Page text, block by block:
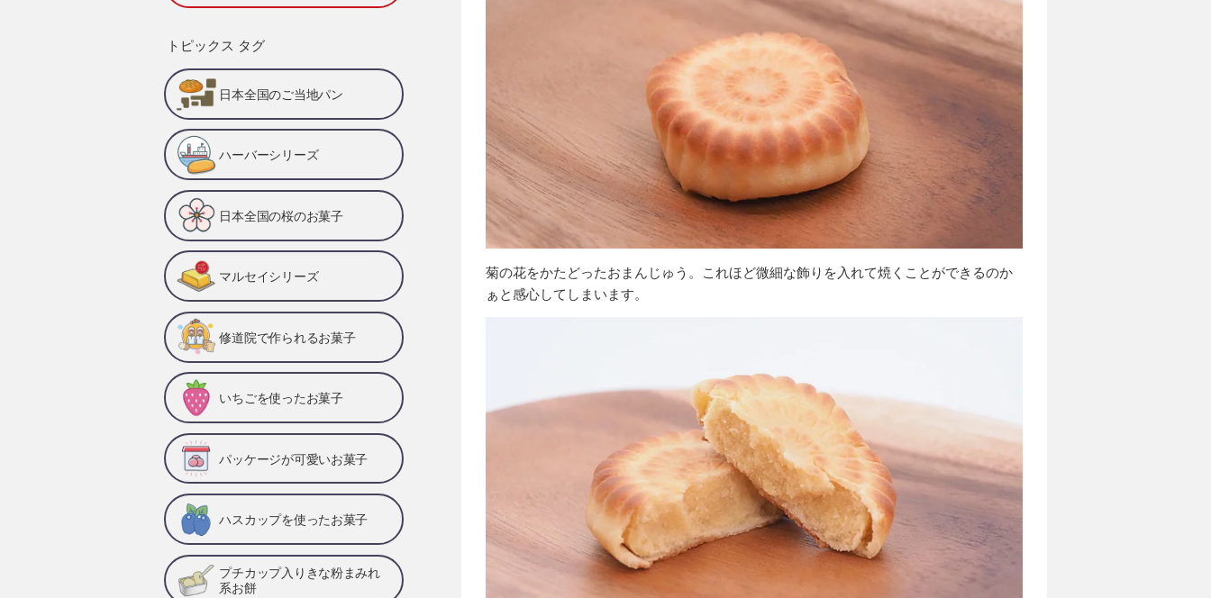
トピックス タグ
日本全国のご当地パン
ハーバーシリーズ
日本全国の桜のお菓子
マルセイシリーズ
修道院で作られるお菓子
いちごを使ったお菓子
パッケージが可愛いお菓子
ハスカップを使ったお菓子
プチカップ入りきな粉まみれ
系お餅
菊の花をかたどったおまんじゅう。これほど微細な飾りを入れて焼くことができるのか
ぁと感心してしまいます。